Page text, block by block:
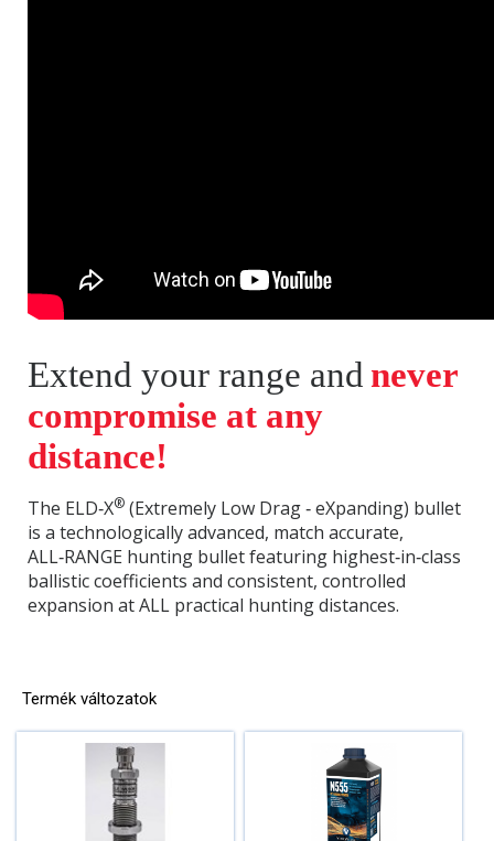
Extend your range andnever
compromise at any
distance!
The ELD‑X® (Extremely Low Drag ‑ eXpanding) bullet
is a technologically advanced, match accurate,
ALL‑RANGE hunting bullet featuring highest‑in‑class
ballistic coefficients and consistent, controlled
expansion at ALL practical hunting distances.
Termék változatok